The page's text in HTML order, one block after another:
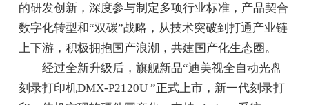
的研发创新，深度参与制定多项行业标准，产品契合
数字化转型和“双碳”战略，从技术突破到打通产业链
上下游，积极拥抱国产浪潮，共建国产化生态圈。
经过全新升级后，旗舰新品“迪美视全自动光盘
刻录打印机DMX-P2120U ”正式上市，新一代刻录打